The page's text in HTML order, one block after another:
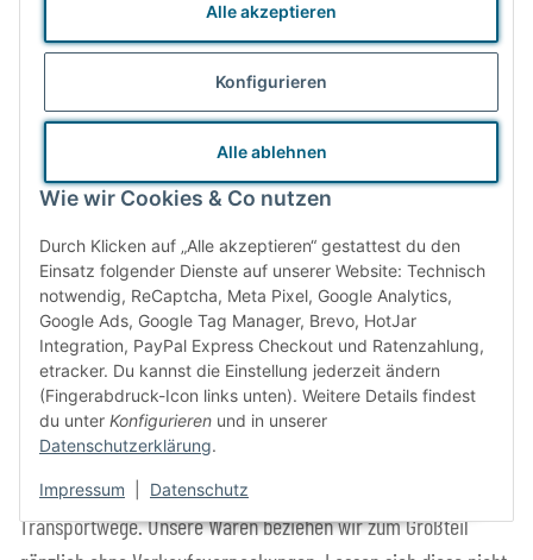
Alle akzeptieren
Konfigurieren
Alle ablehnen
Wie wir Cookies & Co nutzen
Durch Klicken auf „Alle akzeptieren“ gestattest du den
Einsatz folgender Dienste auf unserer Website: Technisch
notwendig, ReCaptcha, Meta Pixel, Google Analytics,
Google Ads, Google Tag Manager, Brevo, HotJar
Integration, PayPal Express Checkout und Ratenzahlung,
etracker. Du kannst die Einstellung jederzeit ändern
(Fingerabdruck-Icon links unten). Weitere Details findest
du unter Konfigurieren und in unserer
Datenschutzerklärung.
Impressum Datenschutz
Wir achten bei der Auswahl unseres Sortiments und besonders
bei unserer Eigenmarke auf alle Aspekte der Nachhaltigkeit.
biologischem Anbau und für die Herstellung unserer
Holzartikel kommt FSC-zertifiziertes Holz zum Einsatz. Unsere
Produkte sind schadstofffrei und langlebig. Wenn schon neu
kaufen, dann wenigstens Waren mit langer Lebensdauer.
Faire und sichere Produktionsbedingungen und direkte
Kooperation mit (Familien-) Unternehmen sind uns ebenso
wichtig wie möglichst kurze und energieeffiziente
Transportwege. Unsere Waren beziehen wir zum Großteil